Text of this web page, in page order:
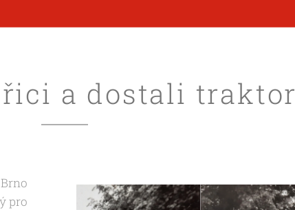
a dostali traktor
pro